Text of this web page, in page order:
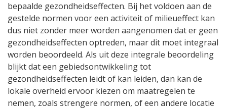
bepaalde gezondheidseffecten. Bij het voldoen aan de
gestelde normen voor een activiteit of milieueffect kan
dus niet zonder meer worden aangenomen dat er geen
gezondheidseffecten optreden, maar dit moet integraal
worden beoordeeld. Als uit deze integrale beoordeling
blijkt dat een gebiedsontwikkeling tot
gezondheidseffecten leidt of kan leiden, dan kan de
lokale overheid ervoor kiezen om maatregelen te
nemen, zoals strengere normen, of een andere locatie